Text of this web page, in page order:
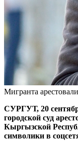
Мигранта
СУРГУТ, 20
городской суд
Кыргызской
символики в